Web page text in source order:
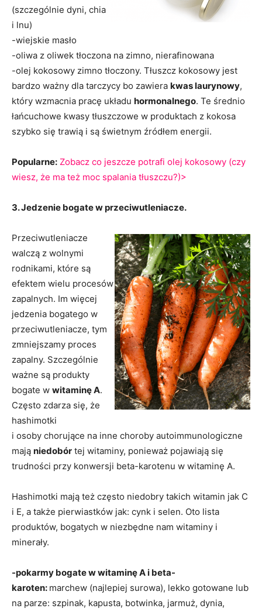
(szczególnie dyni, chia
i lnu)
-wiejskie masło
-oliwa z oliwek tłoczona na zimno, nierafinowana
-olej kokosowy zimno tłoczony. Tłuszcz kokosowy jest
bardzo ważny dla tarczycy bo zawiera kwas laurynowy,
który wzmacnia pracę układu hormonalnego. Te średnio
łańcuchowe kwasy tłuszczowe w produktach z kokosa
szybko się trawią i są świetnym źródłem energii.
Popularne: Zobacz co jeszcze potrafi olej kokosowy (czy
wiesz, że ma też moc spalania tłuszczu?)>
3. Jedzenie bogate w przeciwutleniacze.
Przeciwutleniacze
walczą z wolnymi
rodnikami, które są
efektem wielu procesów
zapalnych. Im więcej
jedzenia bogatego w
przeciwutleniacze, tym
zmniejszamy proces
zapalny. Szczególnie
ważne są produkty
bogate w witaminę A.
Często zdarza się, że
hashimotki
i osoby chorujące na inne choroby autoimmunologiczne
mają niedobór tej witaminy, ponieważ pojawiają się
trudności przy konwersji beta-karotenu w witaminę A.
Hashimotki mają też często niedobry takich witamin jak C
i E, a także pierwiastków jak: cynk i selen. Oto lista
produktów, bogatych w niezbędne nam witaminy i
minerały.
-pokarmy bogate w witaminę A i beta-
karoten: marchew (najlepiej surowa), lekko gotowane lub
na parze: szpinak, kapusta, botwinka, jarmuż, dynia,